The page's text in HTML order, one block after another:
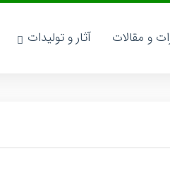
و مقالات آثار و تولیدات